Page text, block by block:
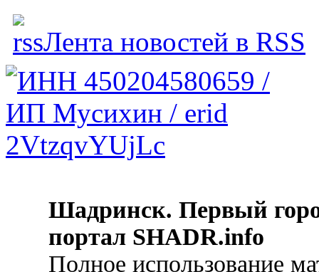
Лента новостей в RSS
Шадринск. Первый
портал SHADR.info
Полное использование